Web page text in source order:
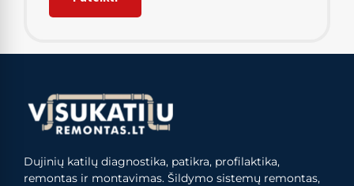
Dujinių katilų diagnostika, patikra, profilaktika,
remontas ir montavimas. Šildymo sistemų remontas,